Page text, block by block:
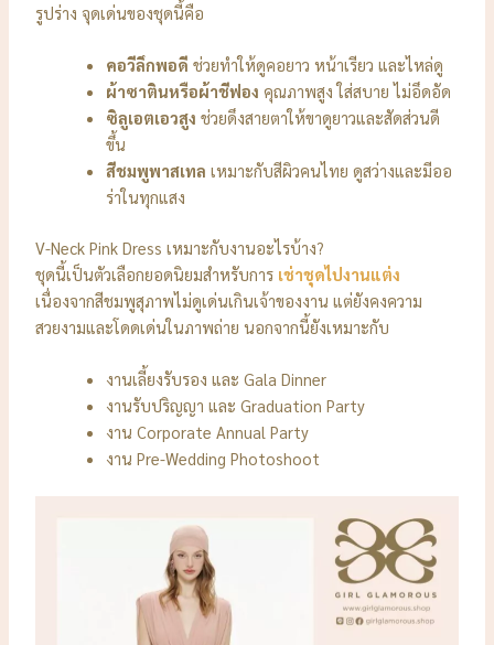
รูปร่าง จุดเด่นของชุดนี้คือ
คอวีลึกพอดี ช่วยทำให้ดูคอยาว หน้าเรียว และไหล่ดู
ผ้าซาตินหรือผ้าชีฟอง คุณภาพสูง ใส่สบาย ไม่อึดอัด
ซิลูเอตเอวสูง ช่วยดึงสายตาให้ขาดูยาวและสัดส่วนดี
ขึ้น
สีชมพูพาสเทล เหมาะกับสีผิวคนไทย ดูสว่างและมีออ
ร่าในทุกแสง
V-Neck Pink Dress เหมาะกับงานอะไรบ้าง?
ชุดนี้เป็นตัวเลือกยอดนิยมสำหรับการ เช่าชุดไปงานแต่ง
เนื่องจากสีชมพูสุภาพไม่ดูเด่นเกินเจ้าของงาน แต่ยังคงความ
สวยงามและโดดเด่นในภาพถ่าย นอกจากนี้ยังเหมาะกับ
งานเลี้ยงรับรอง และ Gala Dinner
งานรับปริญญา และ Graduation Party
งาน Corporate Annual Party
งาน Pre-Wedding Photoshoot